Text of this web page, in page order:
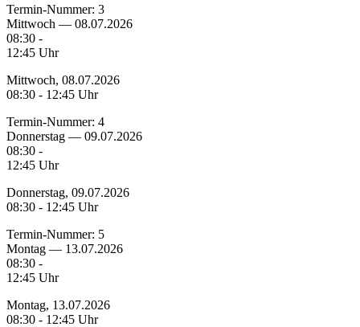
Termin-Nummer: 3
Mittwoch — 08.07.2026
08:30 -
12:45 Uhr
Mittwoch, 08.07.2026
08:30 - 12:45 Uhr
Termin-Nummer: 4
Donnerstag — 09.07.2026
08:30 -
12:45 Uhr
Donnerstag, 09.07.2026
08:30 - 12:45 Uhr
Termin-Nummer: 5
Montag — 13.07.2026
08:30 -
12:45 Uhr
Montag, 13.07.2026
08:30 - 12:45 Uhr